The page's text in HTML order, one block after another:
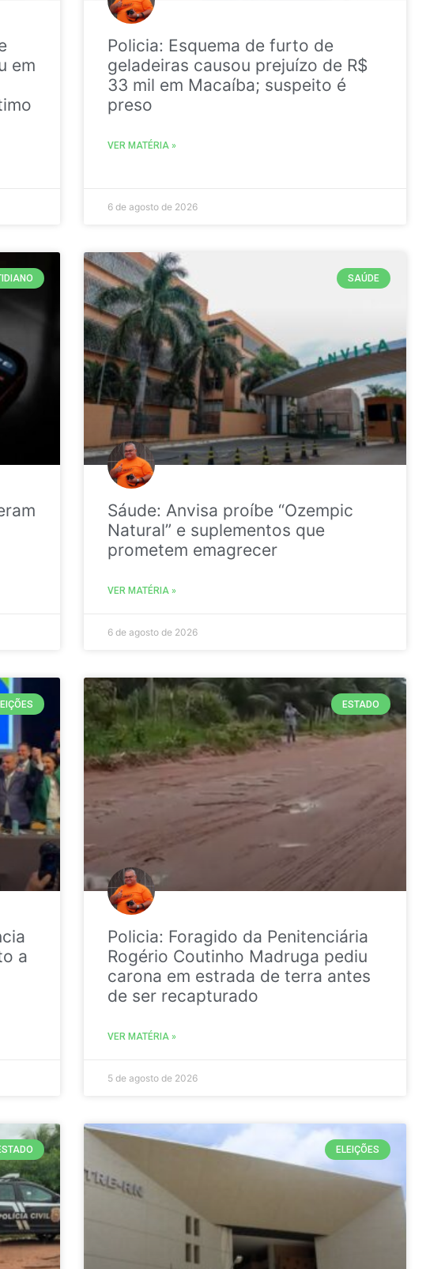
em
Policia: Esquema de furto de
geladeiras causou prejuízo de R$
33 mil em Macaíba; suspeito é
preso
VER MATÉRIA »
6 de agosto de 2026
SAÚDE
Sáude: Anvisa proíbe “Ozempic
Natural” e suplementos que
prometem emagrecer
VER MATÉRIA »
6 de agosto de 2026
a
ESTADO
Policia: Foragido da Penitenciária
Rogério Coutinho Madruga pediu
carona em estrada de terra antes
de ser recapturado
VER MATÉRIA »
5 de agosto de 2026
ELEIÇÕES